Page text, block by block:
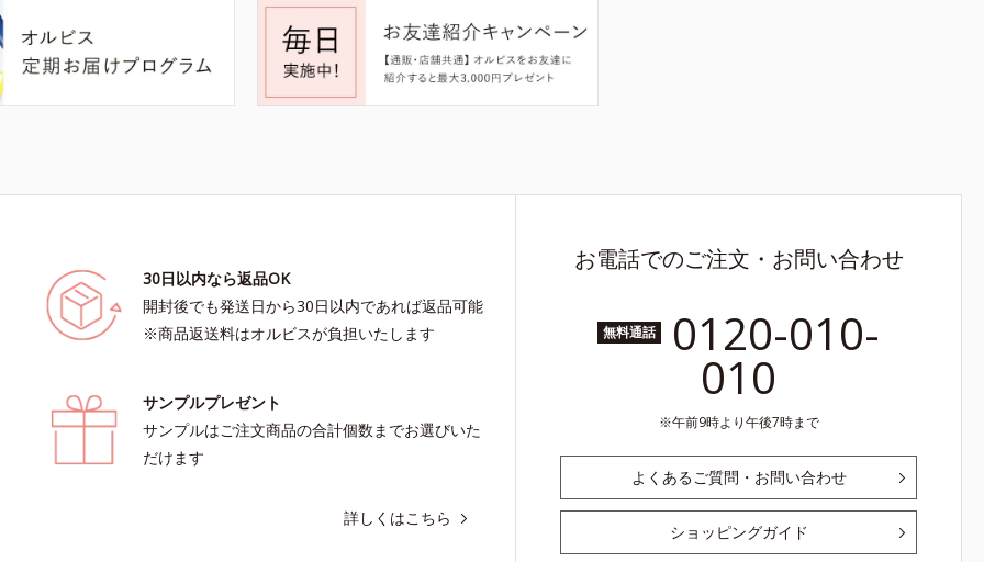
30日以内なら返品OK
開封後でも発送日から30日以内であれば返品可能
※商品返送料はオルビスが負担いたします
サンプルプレゼント
サンプルはご注文商品の合計個数までお選びいた
だけます
詳しくはこちら
お電話でのご注文・お問い合わせ
無料通話 0120-010-
010
午前9時より午後7時まで
よくあるご質問・お問い合わせ
ショッピングガイド